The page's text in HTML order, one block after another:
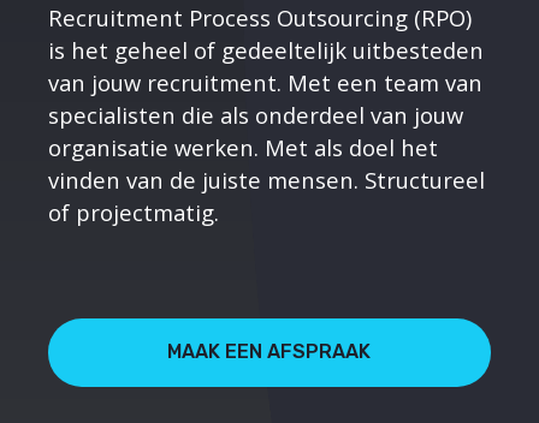
Recruitment Process Outsourcing (RPO)
is het geheel of gedeeltelijk uitbesteden
van jouw recruitment. Met een team van
specialisten die als onderdeel van jouw
organisatie werken. Met als doel het
vinden van de juiste mensen. Structureel
of projectmatig.
MAAK EEN AFSPRAAK